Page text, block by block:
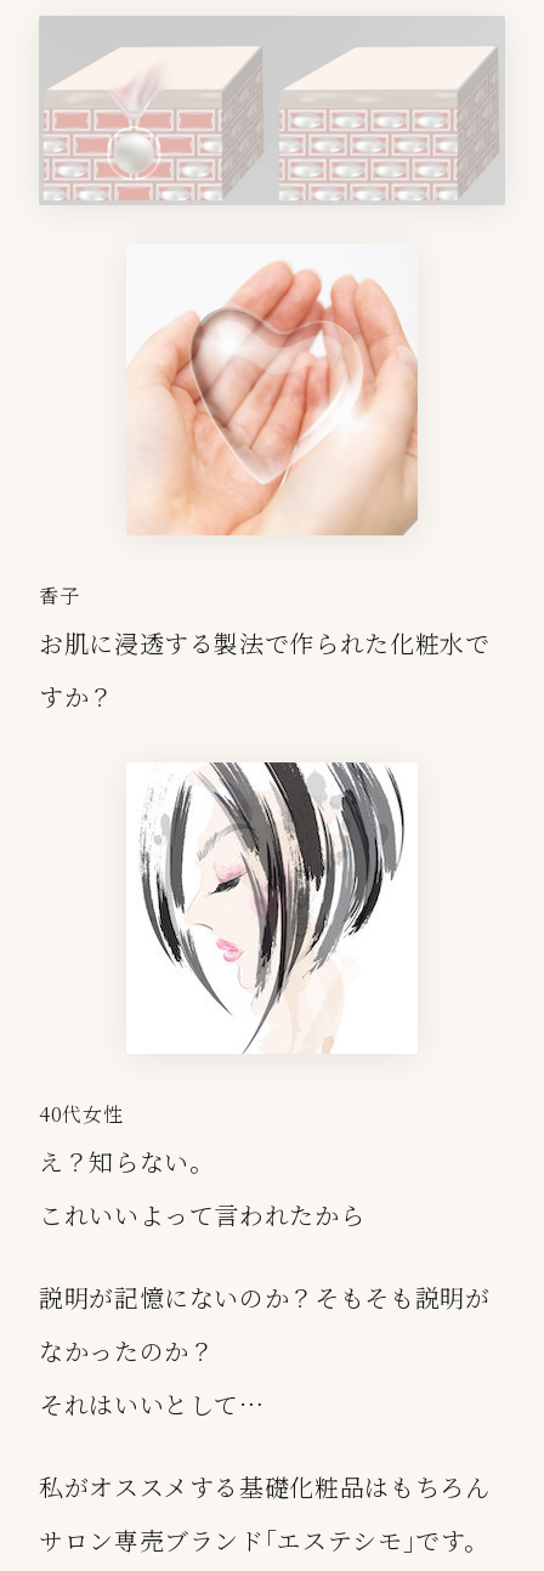
香子
お肌に浸透する製法で作られた化粧水で
すか？
40代女性
え？知らない。
これいいよって言われたから
説明が記憶にないのか？そもそも説明が
なかったのか？
それはいいとして…
私がオススメする基礎化粧品はもちろん
サロン専売ブランド｢エステシモ｣です。